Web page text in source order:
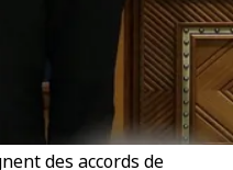
des accords de